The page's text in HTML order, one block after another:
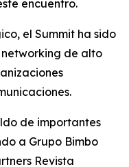
encuentro.
el Summit ha sido
de alto
de importantes
a Grupo Bimbo
Revista